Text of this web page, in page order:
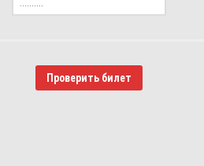
Проверить билет